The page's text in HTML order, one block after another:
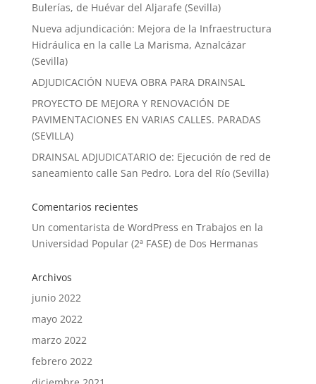
Bulerías, de Huévar del Aljarafe (Sevilla)
Nueva adjundicación: Mejora de la Infraestructura
Hidráulica en la calle La Marisma, Aznalcázar
(Sevilla)
ADJUDICACIÓN NUEVA OBRA PARA DRAINSAL
PROYECTO DE MEJORA Y RENOVACIÓN DE
PAVIMENTACIONES EN VARIAS CALLES. PARADAS
(SEVILLA)
DRAINSAL ADJUDICATARIO de: Ejecución de red de
saneamiento calle San Pedro. Lora del Río (Sevilla)
Comentarios recientes
Un comentarista de WordPress en Trabajos en la
Universidad Popular (2ª FASE) de Dos Hermanas
Archivos
junio 2022
mayo 2022
marzo 2022
febrero 2022